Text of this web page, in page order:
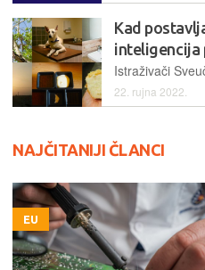
Kad
inteligencija
22. rujna 2022.
NAJČITANIJI ČLANCI
EU